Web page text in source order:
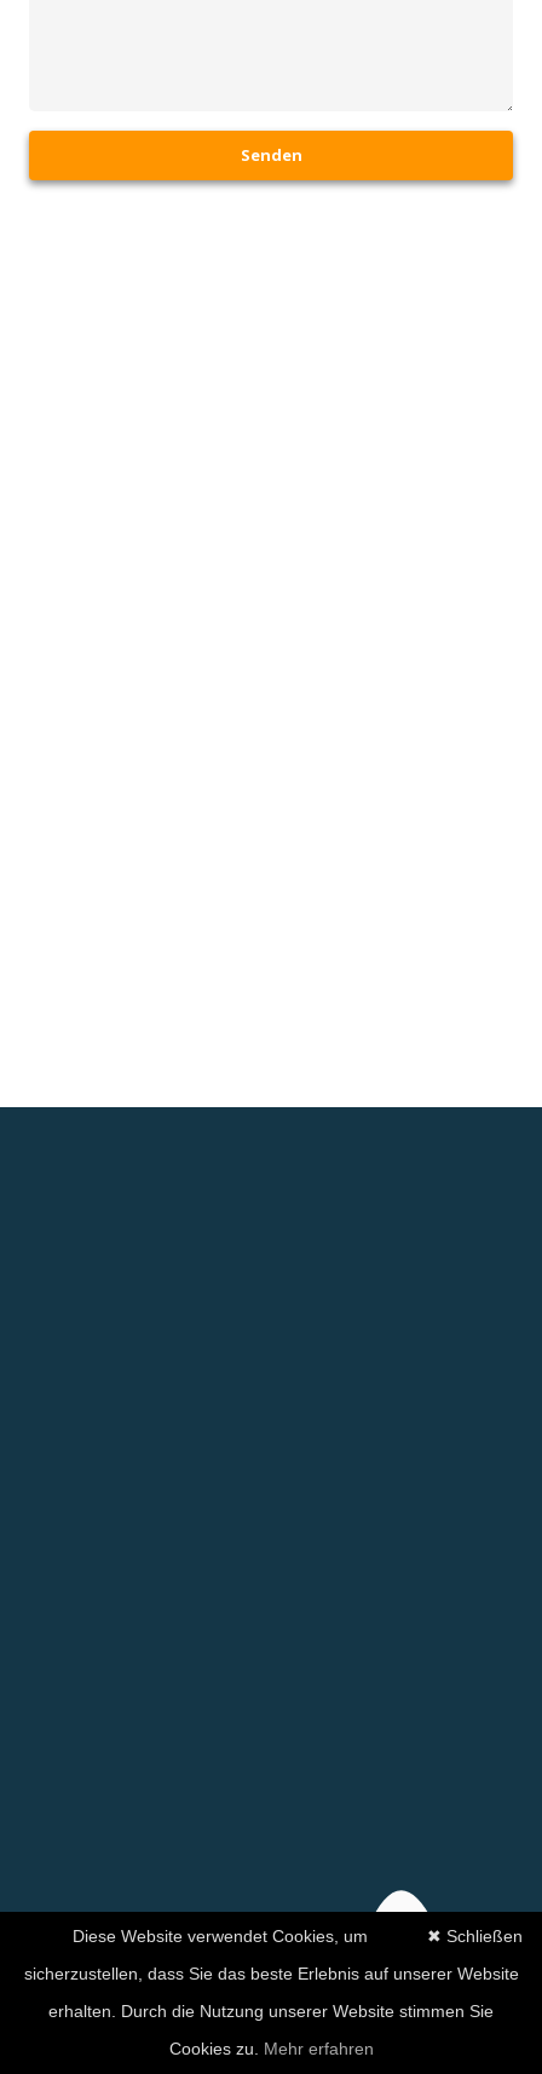
Senden
Ihre Zufriedenheit hat für
✖ Schließen
Diese Website verwendet Cookies, um
sicherzustellen, dass Sie das beste Erlebnis auf unserer Website
erhalten. Durch die Nutzung unserer Website stimmen Sie
Cookies zu. Mehr erfahren